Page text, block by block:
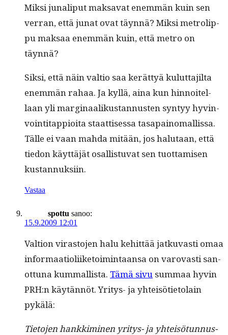
Mik­si junaliput mak­sa­vat enem­män kuin sen
ver­ran, että junat ovat täyn­nä? Mik­si metrolip­
pu mak­saa enem­män kuin, että metro on
täynnä?
Sik­si, että näin val­tio saa kerät­tyä kulut­ta­jil­ta
enem­män rahaa. Ja kyl­lä, aina kun hin­noitel­
laan yli mar­gin­aa­likus­tan­nusten syn­tyy hyv­in­
voin­ti­tap­pi­oi­ta staat­tises­sa tas­apain­o­m­allis­sa.
Tälle ei vaan mah­da mitään, jos halu­taan, että
tiedon käyt­täjät osal­lis­tu­vat sen tuot­tamisen
kustannuksiin.
Vastaa
spottu sanoo:
15.9.2009 12:01
Val­tion viras­to­jen halu kehit­tää jatku­vasti omaa
infor­maa­ti­oli­ike­toim­intaansa on varovasti san­
ot­tuna kum­mallista. Tämä sivu sum­maa hyvin
PRH:n käytän­nöt. Yri­tys- ja yhteisöti­eto­lain
pykälä:
Tieto­jen han­kkimi­nen yri­tys- ja yhteisö­tun­nus­